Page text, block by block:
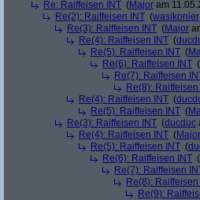
Re: Raiffeisen INT (Major am
Re(2): Raiffeisen INT (wasikonier
Re(3): Raiffeisen INT (Major
Re(4): Raiffeisen INT (
Re(5): Raiffeisen INT (
Re(6): Raiffeisen INT (
Re(7): Raiffeisen
Re(8): Raiffeisen
Re(4): Raiffeisen INT (
Re(5): Raiffeisen INT (
Re(3): Raiffeisen INT (ducduc
Re(4): Raiffeisen INT (Major
Re(5): Raiffeisen INT (
Re(6): Raiffeisen INT (
Re(7): Raiffeisen
Re(8): Raiffeisen
Re(9):